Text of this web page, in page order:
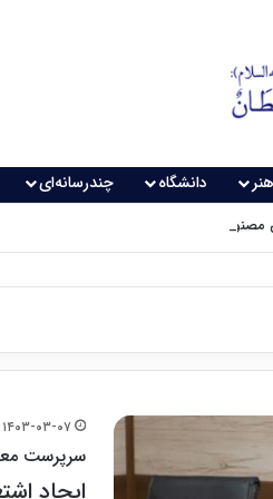
دانشگاه چندرسانه‌ای
چه زمانی واقعی می‌شود؟
۱۴۰۳-۰۳-۰۷
سرپرست
ایجاد